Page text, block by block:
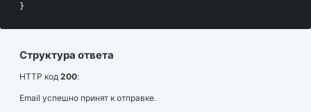
}
Структура ответа
HTTP код 200:
Email успешно принят к отправке.